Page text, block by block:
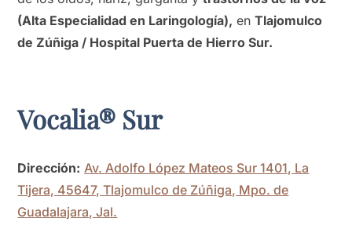
(Alta Especialidad en Laringología), enTlajomulco
de Zúñiga / Hospital Puerta de Hierro Sur.
Vocalia® Sur
Dirección: Av. Adolfo López Mateos Sur 1401, La
Tijera, 45647, Tlajomulco de Zúñiga, Mpo. de
Guadalajara, Jal.